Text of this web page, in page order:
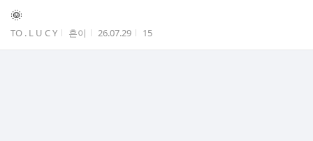
🌞
게시판명
TO . L U C Y 작성자
흔이 작성시간
26.07.29 조회수
15